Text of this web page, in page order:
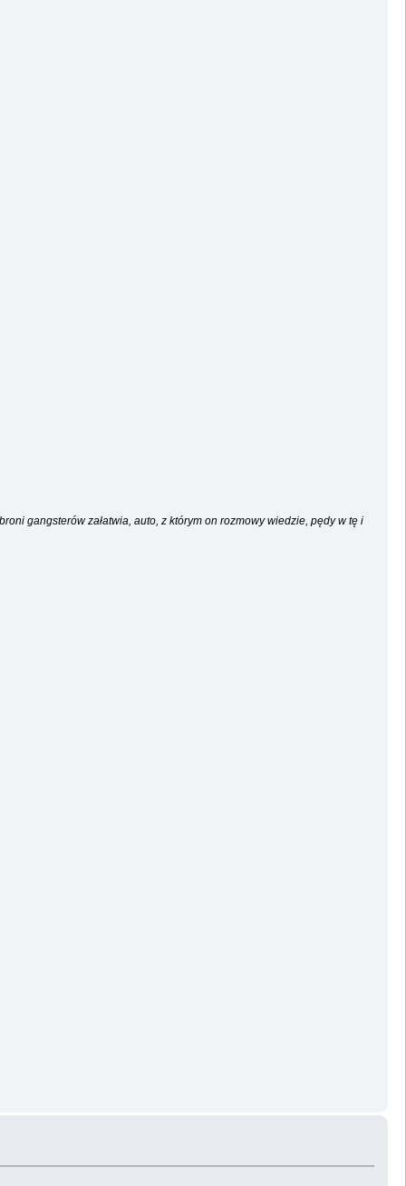
gangsterów załatwia, auto, z którym on rozmowy wiedzie, pędy w tę i